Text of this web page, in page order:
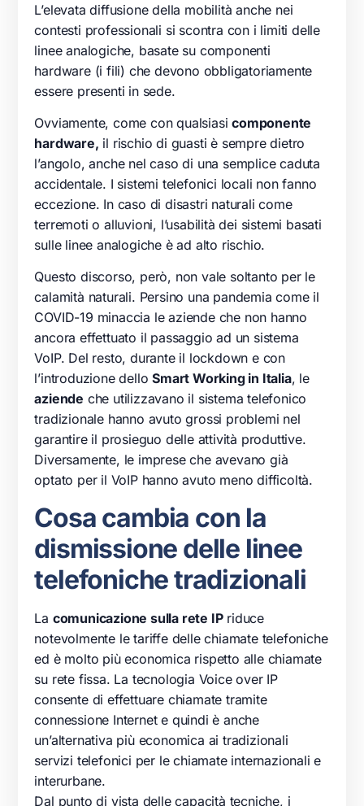
L’elevata diffusione della mobilità anche nei
contesti professionali si scontra con i limiti delle
linee analogiche, basate su componenti
hardware (i fili) che devono obbligatoriamente
essere presenti in sede.
Ovviamente, come con qualsiasicomponente
hardware, il rischio di guasti è sempre dietro
l’angolo, anche nel caso di una semplice caduta
accidentale. I sistemi telefonici locali non fanno
eccezione. In caso di disastri naturali come
terremoti o alluvioni, l’usabilità dei sistemi basati
sulle linee analogiche è ad alto rischio.
Questo discorso, però, non vale soltanto per le
calamità naturali. Persino una pandemia come il
COVID-19 minaccia le aziende che non hanno
ancora effettuato il passaggio ad un sistema
VoIP. Del resto, durante il lockdown e con
l’introduzione delloSmart Working in Italia, le
aziende che utilizzavano il sistema telefonico
tradizionale hanno avuto grossi problemi nel
garantire il prosieguo delle attività produttive.
Diversamente, le imprese che avevano già
optato per il VoIP hanno avuto meno difficoltà.
Cosa cambia con la
dismissione delle linee
telefoniche tradizionali
La comunicazione sulla rete IPriduce
notevolmente le tariffe delle chiamate telefoniche
ed è molto più economica rispetto alle chiamate
su rete fissa. La tecnologia Voice over IP
consente di effettuare chiamate tramite
connessione Internet e quindi è anche
un’alternativa più economica ai tradizionali
servizi telefonici per le chiamate internazionali e
interurbane.
Dal punto di vista delle capacità tecniche, i